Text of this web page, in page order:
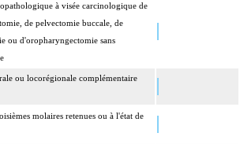
à visée carcinologique de
de pelvectomie buccale, de
ou d'oropharyngectomie sans
ou locorégionale complémentaire
molaires retenues ou à l'état de